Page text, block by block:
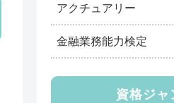
アクチュアリー
金融業務能力検定
資格ジャ